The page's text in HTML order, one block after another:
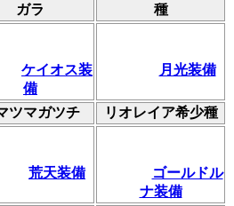
ガラ
種
ケイオス装
備
月光装備
ツマガツチ リオレイア希少種
荒天装備
ゴールドル
ナ装備